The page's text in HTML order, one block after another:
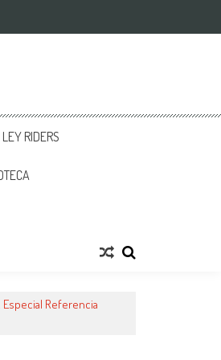
RIDERS
Referencia